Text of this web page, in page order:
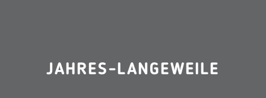
JAHRES-LANGEWEILE